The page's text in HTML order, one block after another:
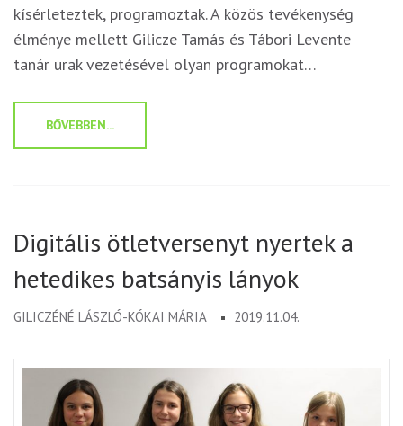
kísérleteztek, programoztak. A közös tevékenység
élménye mellett Gilicze Tamás és Tábori Levente
tanár urak vezetésével olyan programokat…
BŐVEBBEN...
Digitális ötletversenyt nyertek a
hetedikes batsányis lányok
GILICZÉNÉ LÁSZLÓ-KÓKAI MÁRIA 2019.11.04.